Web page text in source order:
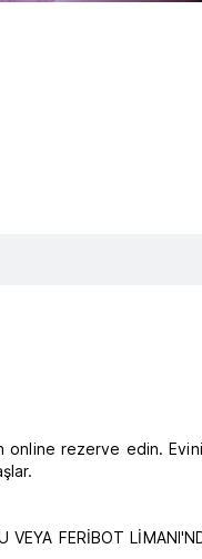
online rezerve edin.
FERİBOT